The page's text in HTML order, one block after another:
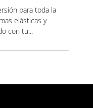
para toda la
elásticas y
con tu...